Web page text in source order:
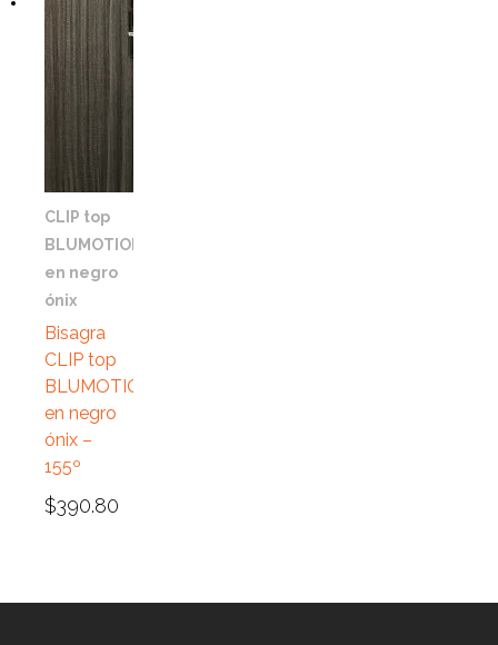
CLIP top
BLUMOTION
en negro
ónix
Bisagra
CLIP top
BLUMOTION
en negro
ónix –
155º
$390.80